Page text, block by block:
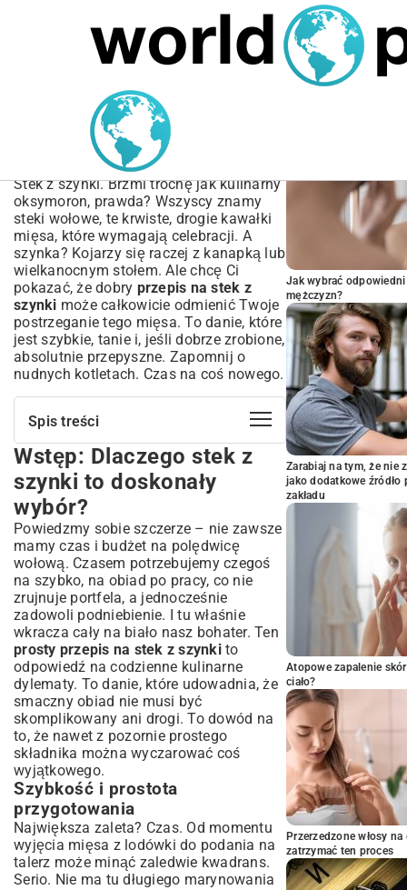
MARIUSZ ŁAMAGA 04.10.2025
Przepis na stek z szynki –
Soczysty i Szybki |
Poradnik Krok po Kroku
Stek z szynki. Brzmi trochę jak kulinarny
oksymoron, prawda? Wszyscy znamy
steki wołowe, te krwiste, drogie kawałki
mięsa, które wymagają celebracji. A
szynka? Kojarzy się raczej z kanapką lub
wielkanocnym stołem. Ale chcę Ci
pokazać, że dobry przepis na stek z
szynki może całkowicie odmienić Twoje
postrzeganie tego mięsa. To danie, które
jest szybkie, tanie i, jeśli dobrze zrobione,
absolutnie przepyszne. Zapomnij o
nudnych kotletach. Czas na coś nowego.
Spis treści
Wstęp: Dlaczego stek z szynki to
doskonały wybór?
Szybkość i prostota przygotowania
Uniwersalność i walory smakowe
Krok po kroku: Jak wybrać i
przygotować idealny stek z szynki?
Wybór odpowiedniego kawałka mięsa
Przygotowanie steka przed obróbką
Metody smażenia steka z szynki: Od
patelni po grill
Smażenie na patelni: klasyka gatunku
Grillowanie steka z szynki: dymny aromat
Pieczenie steka z szynki: alternatywne
podejście
Pomysły na dodatki i sosy do steka z
szynki
Warzywa i sałatki: idealne towarzystwo
Proste sosy, które podbiją smak
Częste błędy i jak ich unikać przy
przygotowaniu steka z szynki
Przesuszenie mięsa: jak temu zapobiec?
Niewłaściwa temperatura: klucz do
Wstęp: Dlaczego stek z
szynki to doskonały
wybór?
Powiedzmy sobie szczerze – nie zawsze
mamy czas i budżet na polędwicę
wołową. Czasem potrzebujemy czegoś
na szybko, na obiad po pracy, co nie
zrujnuje portfela, a jednocześnie
zadowoli podniebienie. I tu właśnie
wkracza cały na biało nasz bohater. Ten
prosty przepis na stek z szynkito
odpowiedź na codzienne kulinarne
dylematy. To danie, które udowadnia, że
smaczny obiad nie musi być
skomplikowany ani drogi. To dowód na
to, że nawet z pozornie prostego
składnika można wyczarować coś
wyjątkowego.
Szybkość i prostota
przygotowania
Największa zaleta? Czas. Od momentu
wyjęcia mięsa z lodówki do podania na
talerz może minąć zaledwie kwadrans.
Serio. Nie ma tu długiego marynowania
Jak wybrać
mężczyzn?
Zarabiaj na tym, że nie
jako dodatkowe
zakładu
Atopowe zapalenie
ciało?
Przerzedzone włosy
zatrzymać ten proces